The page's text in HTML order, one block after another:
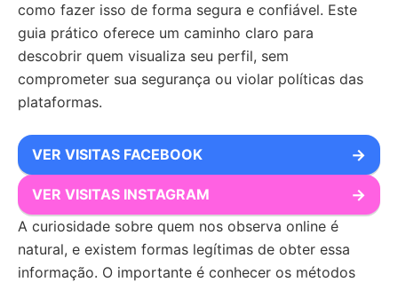
como fazer isso de forma segura e confiável. Este
guia prático oferece um caminho claro para
descobrir quem visualiza seu perfil, sem
comprometer sua segurança ou violar políticas das
plataformas.
VER VISITAS FACEBOOK →
VER VISITAS INSTAGRAM →
A curiosidade sobre quem nos observa online é
natural, e existem formas legítimas de obter essa
informação. O importante é conhecer os métodos